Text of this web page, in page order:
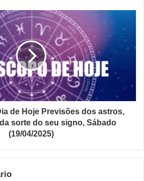
de Hoje Previsões dos astros,
sorte do seu signo, Sábado
(19/04/2025)